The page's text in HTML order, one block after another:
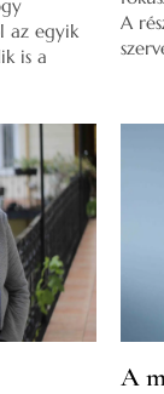
az egyik
is a
A
A